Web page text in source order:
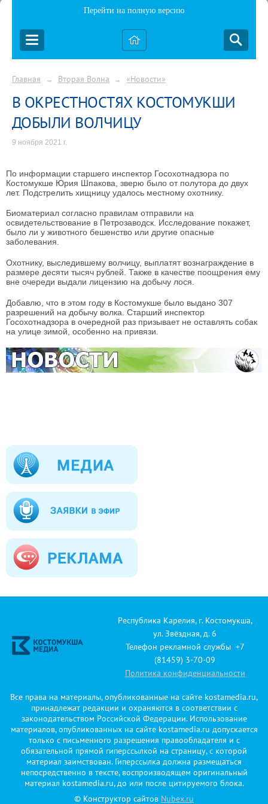
Перейти на полную версию
Главная → Вторая Волна → «Новости»
В ОКРЕСТНОСТЯХ КОСТОМУКШИ
ДОБЫЛИ ВОЛЧИЦУ
9 ноября 2021 г.
По информации старшего инспектор Госохотнадзора по
Костомукше Юрия Шпакова, зверю было от полутора до двух
лет. Подстрелить хищницу удалось местному охотнику.
Биоматериал согласно правилам отправили на
освидетельствование в Петрозаводск. Исследование покажет,
было ли у животного бешенство или другие опасные
заболевания.
Охотнику, выследившему волчицу, выплатят вознаграждение в
размере десяти тысяч рублей. Также в качестве поощрения ему
вне очереди выдали лицензию на добычу лося.
Добавлю, что в этом году в Костомукше было выдано 307
разрешений на добычу волка. Старший инспектор
Госохотнадзора в очередной раз призывает не оставлять собак
на улице зимой, особенно на привязи.
Республика Карелия, г. Костомукша,
ул. Звёздная, д. 6
Телефон рекламной службы +7
(81459) 3-70-09
Политика конфиденциальности
Все права на материалы, опубликованные на сайте kostamedia.ru,
принадлежат редакции и охраняются в соответствии с
законодательством Российской Федерации. Использование
материалов, опубликованных на сайте kostamedia.ru допускается
только с письменного разрешения правообладателя и с
обязательной прямой гиперссылкой на страницу, с которой
материал заимствован. Гиперссылка должна размещаться
непосредственно в тексте, воспроизводящем оригинальный
материал kostamedia.ru, до или после цитируемого блока.
© Конструктор сайтов Nubex.ru